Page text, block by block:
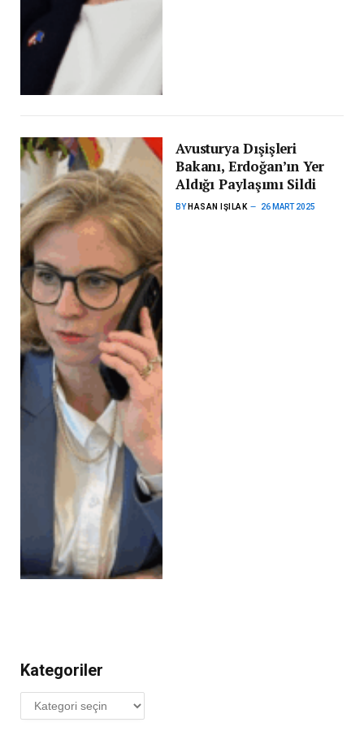
Avusturya Dışişleri
Bakanı, Erdoğan’ın Yer
Aldığı Paylaşımı Sildi
BY HASAN IŞILAK 26 MART 2025
Kategoriler
Kategoriler